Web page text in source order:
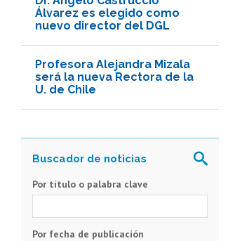
Álvarez es elegido como
nuevo director del DGL
Profesora Alejandra Mizala
será la nueva Rectora de la
U. de Chile
Por título o palabra clave